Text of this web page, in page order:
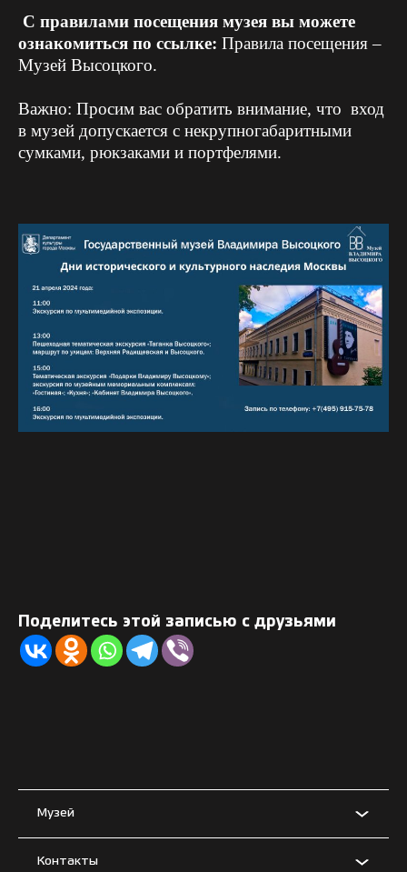
С правилами посещения музея вы можете
ознакомиться по ссылке: Правила посещения –
Музей Высоцкого.
Важно: Просим вас обратить внимание, что вход
в музей допускается с некрупногабаритными
сумками, рюкзаками и портфелями.
Поделитесь этой записью с друзьями
Музей
Контакты